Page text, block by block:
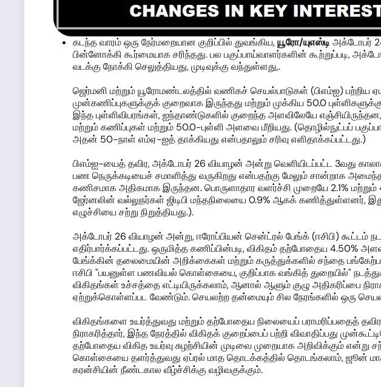
கடந்த வாரம் ஒரு நேர்மறையான குறிப்பில் துவங்கிய,யூரோ/யுஎஸ்டிஅக்டோபர்
பின்னோக்கி கூர்மையாக சரிந்தது. பல பகுப்பாய்வாளர்களின் கூற்றுப்படி,
வடக்கு நோக்கி செலுத்தியது, முடிவுக்கு வந்துள்ளது,.
ஜெர்மனி மற்றும் யூரோமண்டலத்தில் வணிகச் செயல்பாடுகள் (பிஎம்ஐ) பற்றிய
முன்கணிப்புகளுக்குக் குறைவாக இருந்தது மற்றும் முக்கிய 50.0
இந்த புள்ளிவிபரங்கள், ஐந்தாண்டுகளில் குறைந்த அளவிலேயே எஞ்சியிருந்தன,
மற்றும் கணிப்புகள் மற்றும் 50.0-புள்ளி அளவை மீறியது. (தொழில்நுட்பப்
அதன் 50-நாள் எம்ஏ-ஐத் தாக்கியது என்பதாலும் சரிவு எளிதாக்கப்பட்டது.)
பிஎம்ஐ-யைத் தவிர, அக்டோபர் 26 வியாழன் அன்று வெளியிடப்பட்ட 3வது
பண நெருக்கடியைச் சமாளித்து வருகிறது என்பதற்கு மேலும் சான்றாக
கணிசமாக அதிகமாக இருந்தன. பொருளாதார வளர்ச்சி முறையே 2.1% மற்றும்
ஜேர்னலின் வல்லுநர்கள் ஜிடிபி மந்தநிலையை 0.9% ஆகக் கணித்துள்ளனர்,
எழுச்சியை சற்று நிறுத்தியது.).
அக்டோபர் 26 வியாழன் அன்று, ஈரோப்பியன் சென்ட்ரல் பேங்க் (ஈசிபி) கூட்டம்
எதிர்பார்க்கப்பட்டது. ஒருமித்த கணிப்பின்படி, விகிதம் தற்போதைய 4.50%
பேங்க்கின் தலைமையின் அறிக்கைகள் மற்றும் கருத்துக்களில் சந்தை
ஈசிபி "பயனுள்ள பணவியல் கொள்கையை, குறிப்பாக வங்கித் துறையில்"
விகிதங்கள் உச்சத்தை எட்டியிருக்கலாம், ஆனால் ஆளும் குழு அதிகரிப்பை
ஏற்றுக்கொள்ளப்பட வேண்டும். செயலற்ற தன்மையும் சில நேரங்களில் ஒரு
விகிதங்களை உயர்த்துவது மற்றும் தற்போதைய நிலையைப் பராமரிப்பதைத்
நிராகரித்தார், இந்த நேரத்தில் விகிதக் குறைப்பைப் பற்றி விவாதிப்பது
தற்போதைய விகித உயர்வு சுழற்சியின் முடிவை முறையாக அறிவிக்கும் என்று
கொள்கையை தளர்த்துவது ஏப்ரல் மாத தொடக்கத்தில் தொடங்கலாம், ஜூன்
கரன்சியின் நீண்டகால வீழ்ச்சிக்கு வழிவகுக்கும்.